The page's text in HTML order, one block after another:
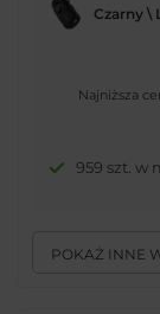
POKAŻ INNE
Czarny \
Najniższa
959 szt. w